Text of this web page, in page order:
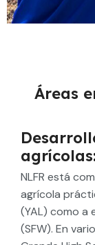
Áreas
agrícolas:
NLFR está
agrícola
(YAL) como a
(SFW). En